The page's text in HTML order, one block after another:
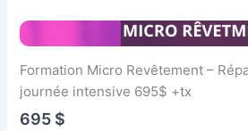
Formation Micro Revêtement –
journée intensive 695$ +tx
695 $